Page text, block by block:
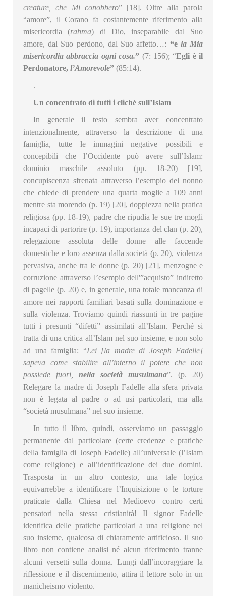
creature, che Mi conobbero” [18]. Oltre alla parola
“amore”, il Corano fa costantemente riferimento alla
misericordia (rahma) di Dio, inseparabile dal Suo
amore, dal Suo perdono, dal Suo affetto…: “e la Mia
misericordia abbraccia ogni cosa.” (7: 156); “Egli è il
Perdonatore, l’Amorevole” (85:14).
.
Un concentrato di tutti i cliché sull’Islam
In generale il testo sembra aver concentrato
intenzionalmente, attraverso la descrizione di una
famiglia, tutte le immagini negative possibili e
concepibili che l’Occidente può avere sull’Islam:
dominio maschile assoluto (pp. 18-20) [19],
concupiscenza sfrenata attraverso l’esempio del nonno
che chiede di prendere una quarta moglie a 109 anni
mentre sta morendo (p. 19) [20], doppiezza nella pratica
religiosa (pp. 18-19), padre che ripudia le sue tre mogli
incapaci di partorire (p. 19), importanza del clan (p. 20),
relegazione assoluta delle donne alle faccende
domestiche e loro assenza dalla società (p. 20), violenza
pervasiva, anche tra le donne (p. 20) [21], menzogne ​​e
corruzione attraverso l’esempio dell'”acquisto” indiretto
di pagelle (p. 20) e, in generale, una totale mancanza di
amore nei rapporti familiari basati sulla dominazione e
sulla violenza. Troviamo quindi riassunti in tre pagine
tutti i presunti “difetti” assimilati all’Islam. Perché si
tratta di una critica all’Islam nel suo insieme, e non solo
ad una famiglia: “Lei [la madre di Joseph Fadelle]
sapeva come stabilire all’interno il potere che non
possiede fuori, nella società musulmana”. (p. 20)
Relegare la madre di Joseph Fadelle alla sfera privata
non è legata al padre o ad usi particolari, ma alla
“società musulmana” nel suo insieme.
In tutto il libro, quindi, osserviamo un passaggio
permanente dal particolare (certe credenze e pratiche
della famiglia di Joseph Fadelle) all’universale (l’Islam
come religione) e all’identificazione dei due domini.
Trasposta in un altro contesto, una tale logica
equivarrebbe a identificare l’Inquisizione o le torture
praticate dalla Chiesa nel Medioevo contro certi
pensatori nella stessa cristianità! Il signor Fadelle
identifica delle pratiche particolari a una religione nel
suo insieme, qualcosa di chiaramente artificioso. Il suo
libro non contiene analisi né alcun riferimento tranne
alcuni versetti sulla donna. Lungi dall’incoraggiare la
riflessione e il discernimento, attira il lettore solo in un
manicheismo violento.